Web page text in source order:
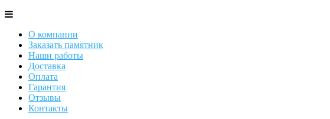
О компании
Заказать памятник
Наши работы
Доставка
Оплата
Гарантия
Отзывы
Контакты